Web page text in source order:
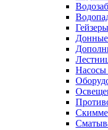
Гейзеры
Насосы